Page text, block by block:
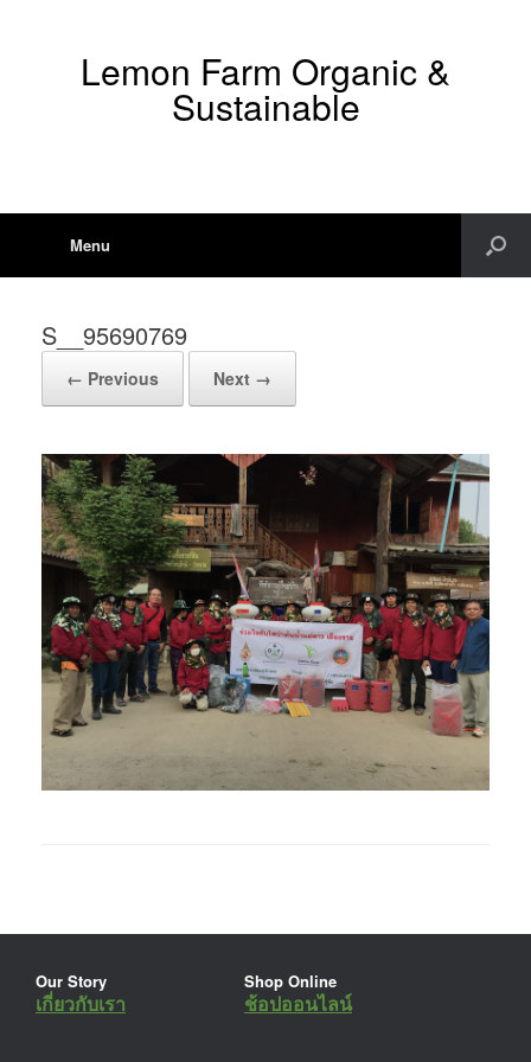
Lemon Farm Organic &
Sustainable
Menu
S__95690769
← Previous Next →
Our Story
เกี่ยวกับเรา
Shop Online
ช้อปออนไลน์